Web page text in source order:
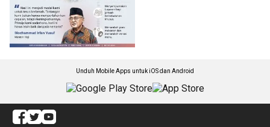
Unduh Mobile Apps untuk iOS dan Android